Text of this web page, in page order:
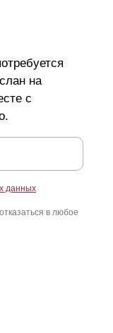
на
с
данных
в любое